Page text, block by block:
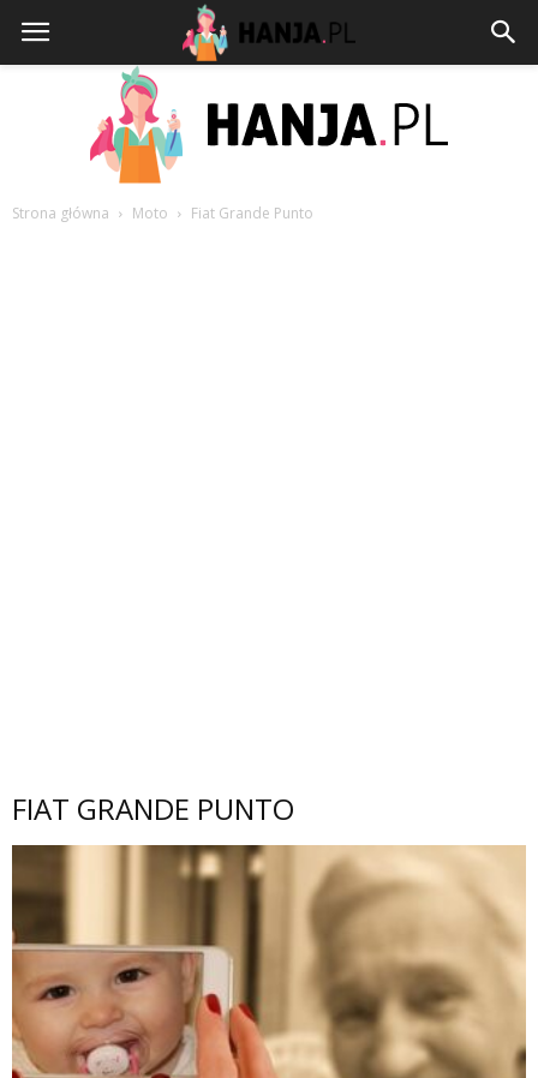
Strona główna Moto Fiat Grande Punto
FIAT GRANDE PUNTO